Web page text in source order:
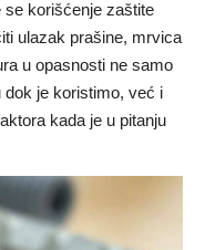
se korišćenje zaštite
ulazak prašine, mrvica
u opasnosti ne samo
dok je koristimo, već i
kada je u pitanju